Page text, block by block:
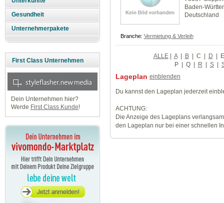
Gesundheit
Unternehmerpakete
First Class Unternehmen
Dein Unternehmen hier?
Werde First Class Kunde!
Baden-
Deutschland
Branche: Vermietung & Verleih
ALLE| A | B | C | D |
P | Q | R | S |
Lageplan einblenden
Du kannst den Lageplan jederzeit
ACHTUNG:
Die Anzeige des Lageplans
den Lageplan nur bei einer schnellen